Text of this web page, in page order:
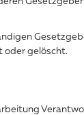
oder gelöscht.